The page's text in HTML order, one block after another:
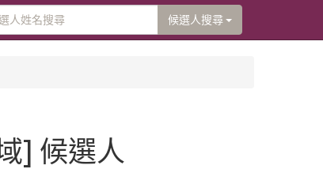
候選人搜尋
] 候選人